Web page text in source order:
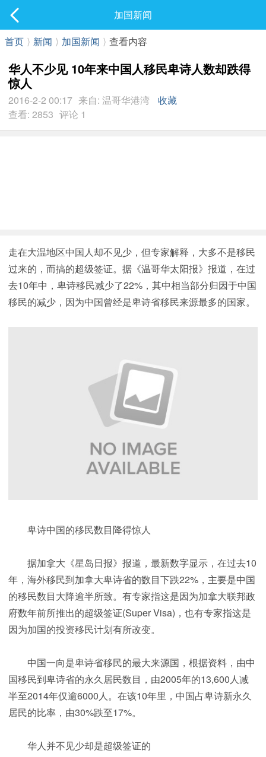
最新发表
加国新闻
首页 ⟩ 新闻 ⟩ 加国新闻 ⟩ 查看内容
华人不少见 10年来中国人移民卑诗人数却跌得
惊人
2016-2-2 00:17 来自: 温哥华港湾
收藏
查看: 2853 评论 1
走在大温地区中国人却不见少，但专家解释，大多不是移民
过来的，而搞的超级签证。据《温哥华太阳报》报道，在过
去10年中，卑诗移民减少了22%，其中相当部分归因于中国
移民的减少，因为中国曾经是卑诗省移民来源最多的国家。
卑诗中国的移民数目降得惊人
据加拿大《星岛日报》报道，最新数字显示，在过去10
年，海外移民到加拿大卑诗省的数目下跌22%，主要是中国
的移民数目大降逾半所致。有专家指这是因为加拿大联邦政
府数年前所推出的超级签证(Super Visa)，也有专家指这是
因为加国的投资移民计划有所改变。
中国一向是卑诗省移民的最大来源国，根据资料，由中
国移民到卑诗省的永久居民数目，由2005年的13,600人减
半至2014年仅逾6000人。在该10年里，中国占卑诗新永久
居民的比率，由30%跌至17%。
华人并不见少却是超级签证的